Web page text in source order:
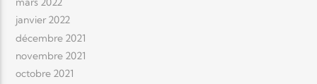
janvier 2022
décembre 2021
novembre 2021
octobre 2021